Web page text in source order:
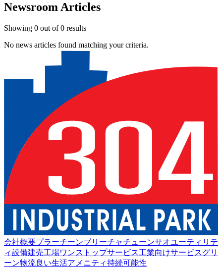
Newsroom Articles
Showing 0 out of0 results
No news articles found matching your criteria.
会社概要プラーチーンブリーチャチューンサオユーティリテ
ィ設備建売工場ワンストップサービス工業向けサービスグリ
ーン物流良い生活アメニティ持続可能性